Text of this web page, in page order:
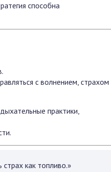
способна
с волнением, страхом
практики,
как топливо.»